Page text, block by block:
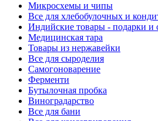
Микросхемы и чипы
Все для хлебобулочных и
Индийские товары - подарки и
Медицинская тара
Товары из нержавейки
Все для сыроделия
Самогоноварение
Ферменти
Бутылочная пробка
Виноградарство
Все для бани